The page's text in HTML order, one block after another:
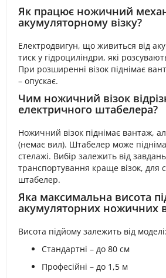
Як працює ножичний
акумуляторному візку?
Електродвигун, що живиться від
тиск у гідроциліндри, які
При розширенні візок піднімає
– опускає.
Чим ножичний візок
електричного штабелера?
Ножичний візок піднімає вантаж,
(немає вил). Штабелер може
стелажі. Вибір залежить від
транспортування краще візок, для
штабелер.
Яка максимальна висота
акумуляторних ножичних
Висота підйому залежить від моделі:
Стандартні – до 80 см
Професійні – до 1,5 м